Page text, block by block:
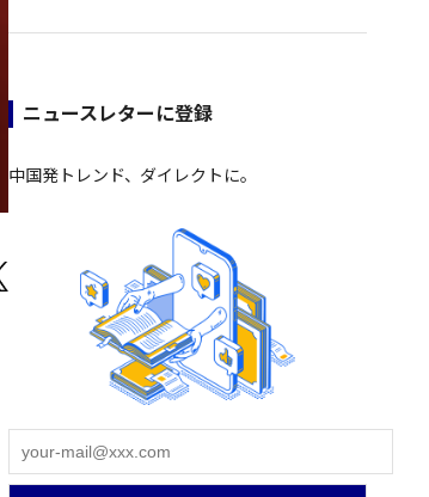
ニュースレターに登録
中国発トレンド、ダイレクトに。